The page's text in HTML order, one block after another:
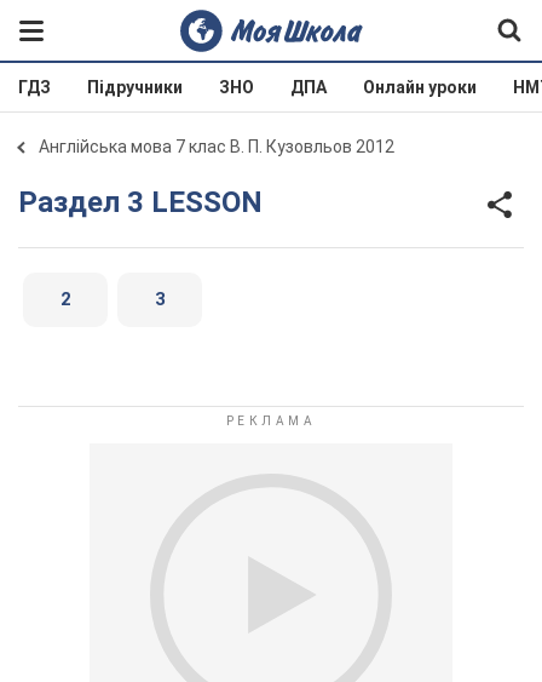
ГДЗ Підручники ЗНО ДПА Онлайн уроки
Англійська мова 7 клас В. П. Кузовльов 2012
Раздел 3 LESSON
2 3